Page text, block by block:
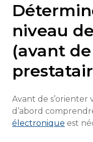
niveau
(avant
Avant de
d’abord
électronique est